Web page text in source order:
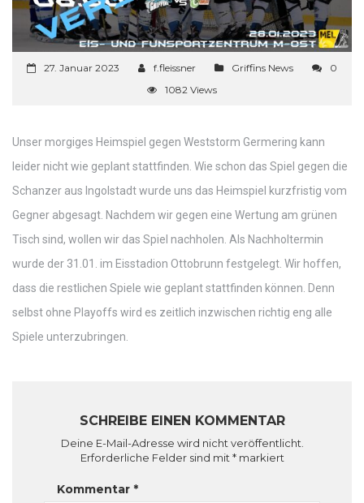
27. Januar 2023 f.fleissner Griffins News
0
1082 Views
Unser morgiges Heimspiel gegen Weststorm Germering kann
leider nicht wie geplant stattfinden. Wie schon das Spiel gegen die
Schanzer aus Ingolstadt wurde uns das Heimspiel kurzfristig vom
Gegner abgesagt. Nachdem wir gegen eine Wertung am grünen
Tisch sind, wollen wir das Spiel nachholen. Als Nachholtermin
wurde der 31.01. im Eisstadion Ottobrunn festgelegt. Wir hoffen,
dass die restlichen Spiele wie geplant stattfinden können. Denn
selbst ohne Playoffs wird es zeitlich inzwischen richtig eng alle
Spiele unterzubringen.
SCHREIBE EINEN KOMMENTAR
Deine E-Mail-Adresse wird nicht veröffentlicht.
Erforderliche Felder sind mit *markiert
Kommentar *